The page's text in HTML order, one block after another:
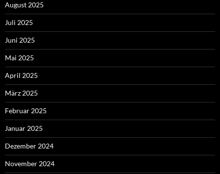
August 2025
Juli 2025
Juni 2025
Mai 2025
April 2025
März 2025
Februar 2025
Januar 2025
Dezember 2024
November 2024